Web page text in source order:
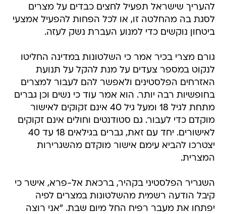
להעריך שישראל תפעיל לחצים כבדים על מצרים
לסגת בה מהחלטה זו, או לכל הפחות להפעיל אמצעי
ביטחון נוקשים כדי למנוע העברת נשק לעזה.
גורם מצרי בכיר אמר כי השלטונות במדינה החליטו
לנקוט במספר צעדים על מנת להקל על תנועת
האזרחים הפלסטינים ולאפשר להם לעבור למצרים
בחופשיות רבה יותר. הוא אמר עוד כי נשים וכן גברים
מתחת לגיל 18 ומעל גיל 40 אינם זקוקים לאישור
מוקדם כדי לעבור. גם סטודנטים וחולים אינם זקוקים
לאישורים. יחד עם זאת, גברים בגילאים 18 עד 40
יצטרכו להביא עימם אישור מוקדם מהשגרירות
המצרית.
השגריר הפלסטיני בקהיר, ברכאת אל-פרא, אישר כי
קיבל הודעה רשמית מהשלטונות במצרים לפיה
יפתחו את מעבר רפיח החל מיום שבת. "אני רוצה